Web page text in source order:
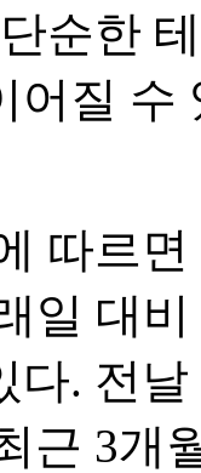
순한
어질 수
따르
일 대
다. 전
근 3개